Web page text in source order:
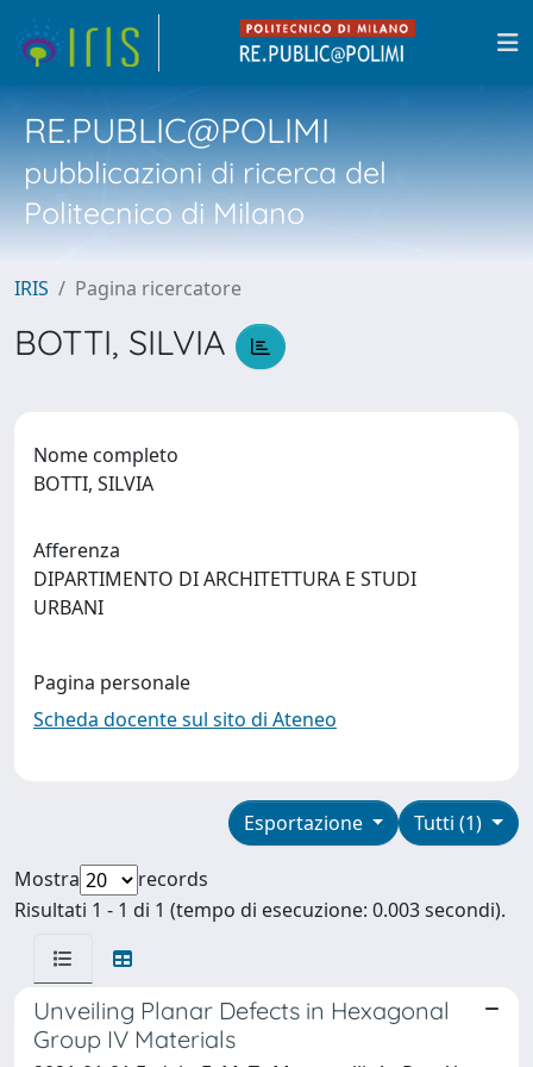
RE.PUBLIC@POLIMI
pubblicazioni di ricerca del
Politecnico di Milano
IRIS Pagina ricercatore
BOTTI, SILVIA
Nome completo
BOTTI, SILVIA
Afferenza
DIPARTIMENTO DI ARCHITETTURA E STUDI
URBANI
Pagina personale
Scheda docente sul sito di Ateneo
Tutti (1)
Esportazione
Mostra
records
Risultati 1 - 1 di 1 (tempo di esecuzione: 0.003 secondi).
Unveiling Planar Defects in Hexagonal
Group IV Materials